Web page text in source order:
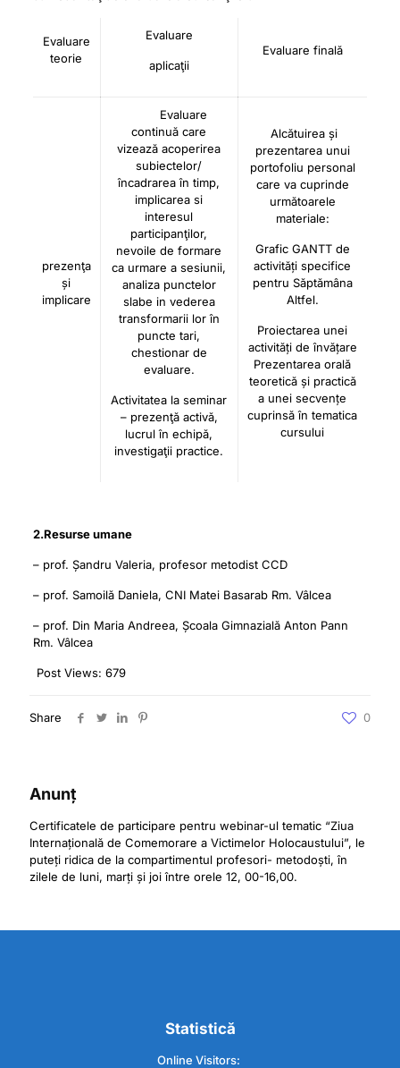
Evaluare
teorie
Evaluare
aplicaţii
Evaluare finală
prezenţa
și
implicare
Evaluare
continuă care
vizează acoperirea
subiectelor/
încadrarea în timp,
implicarea si
interesul
participanţilor,
nevoile de formare
ca urmare a sesiunii,
analiza punctelor
slabe in vederea
transformarii lor în
puncte tari,
chestionar de
evaluare.
Activitatea la seminar
– prezenţă activă,
lucrul în echipă,
investigaţii practice.
Alcătuirea și
prezentarea unui
portofoliu personal
care va cuprinde
următoarele
materiale:
Grafic GANTT de
activități specifice
pentru Săptămâna
Altfel.
Proiectarea unei
activități de învățare
Prezentarea orală
teoretică și practică
a unei secvențe
cuprinsă în tematica
cursului
2.Resurse umane
– prof. Șandru Valeria, profesor metodist CCD
– prof. Samoilă Daniela, CNI Matei Basarab Rm. Vâlcea
– prof. Din Maria Andreea, Școala Gimnazială Anton Pann
Rm. Vâlcea
Post Views: 679
Share 0
Anunț
Certificatele de participare pentru webinar-ul tematic “Ziua
Internațională de Comemorare a Victimelor Holocaustului”, le
puteți ridica de la compartimentul profesori- metodoști, în
zilele de luni, marți și joi între orele 12, 00-16,00.
Statistică
Online Visitors: